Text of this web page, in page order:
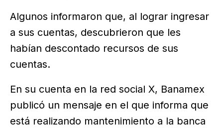
Algunos informaron que, al lograr ingresar
a sus cuentas, descubrieron que les
habían descontado recursos de sus
cuentas.
En su cuenta en la red social X, Banamex
publicó un mensaje en el que informa que
está realizando mantenimiento a la banca